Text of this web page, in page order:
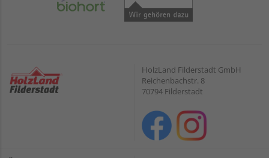
HolzLand Filderstadt GmbH
Reichenbachstr. 8
70794 Filderstadt